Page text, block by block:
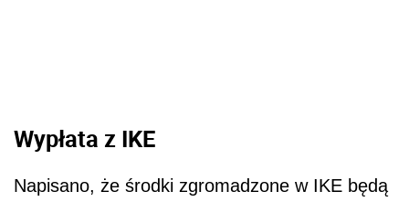
Wypłata z IKE
Napisano, że środki zgromadzone w IKE będą